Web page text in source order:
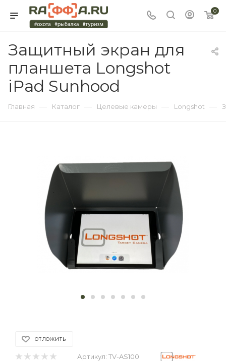
0
Защитный экран для
планшета Longshot
iPad Sunhood
Главная — Каталог — Целевые камеры — Longshot —
ОТЛОЖИТЬ
Артикул: TV-AS100